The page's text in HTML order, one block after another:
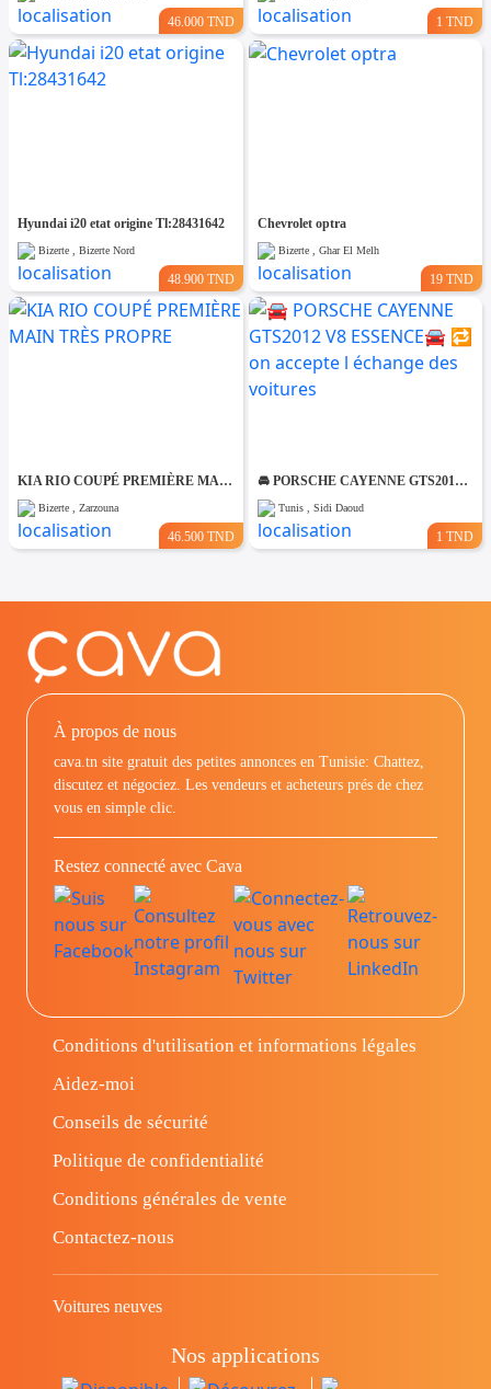
46.000 TND 1 TND
Hyundai i20 etat origine Tl:28431642
Bizerte , Bizerte Nord
48.900 TND
Chevrolet optra
Bizerte , Ghar El Melh
19 TND
KIA RIO COUPÉ PREMIÈRE MAIN TRÈS PROPRE
Bizerte , Zarzouna
46.500 TND
🚘 PORSCHE CAYENNE GTS2012 V8 ESSENCE🚘 🔁 on accepte l échange des voitures
Tunis , Sidi Daoud
1 TND
À propos de nous
cava.tn site gratuit des petites annonces en Tunisie: Chattez,
discutez et négociez. Les vendeurs et acheteurs prés de chez
vous en simple clic.
Restez connecté avec Cava
Conditions d'utilisation et informations légales
Aidez-moi
Conseils de sécurité
Politique de confidentialité
Conditions générales de vente
Contactez-nous
Voitures neuves
Nos applications